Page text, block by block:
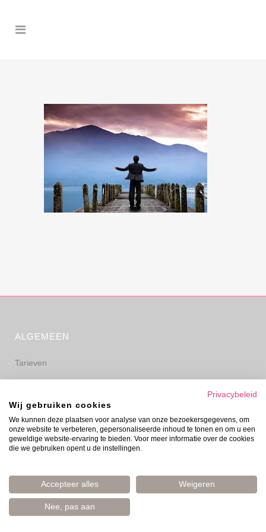
ALGEMEEN
Tarieven
Privacyverklaring
Disclaimer
Privacybeleid
Wij gebruiken cookies
We kunnen deze plaatsen voor analyse van onze bezoekersgegevens, om
onze website te verbeteren, gepersonaliseerde inhoud te tonen en om u een
geweldige website-ervaring te bieden. Voor meer informatie over de cookies
die we gebruiken opent u de instellingen.
Accepteer alles Weigeren
Nee, pas aan